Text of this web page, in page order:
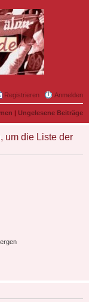
Anmelden
Registrieren
| Ungelesene Beiträge
um die Liste der